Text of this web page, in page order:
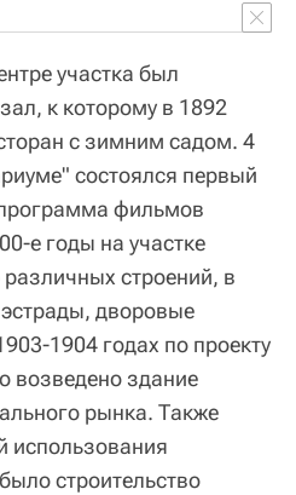
участка был
к которому в 1892
с зимним садом. 4
состоялся первый
фильмов
е годы на участке
строений, в
дворовые
1904 годах по проекту
здание
рынка. Также
использования
строительство